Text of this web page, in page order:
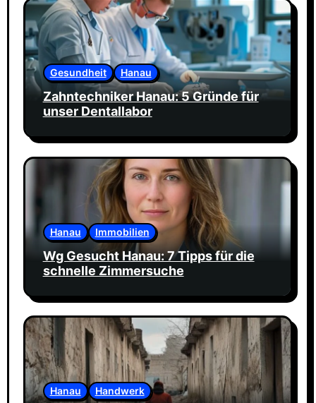
Gesundheit Hanau
Zahntechniker Hanau: 5 Gründe für
unser Dentallabor
Hanau Immobilien
Wg Gesucht Hanau: 7 Tipps für die
schnelle Zimmersuche
Hanau Handwerk